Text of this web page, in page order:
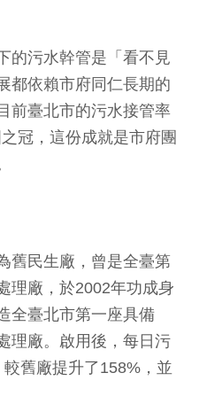
的污水幹管是「看不見
都依賴市府同仁長期的
前臺北市的污水接管率
冠，這份成就是市府團
舊民生廠，曾是全臺第
理廠，於2002年功成身
全臺北市第一座具備
理廠。啟用後，每日污
舊廠提升了158%，並